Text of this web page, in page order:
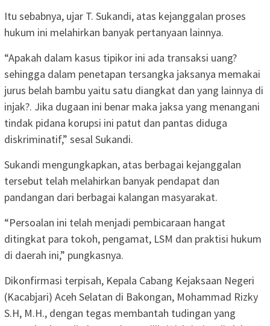
Itu sebabnya, ujar T. Sukandi, atas kejanggalan proses
hukum ini melahirkan banyak pertanyaan lainnya.
“Apakah dalam kasus tipikor ini ada transaksi uang?
sehingga dalam penetapan tersangka jaksanya memakai
jurus belah bambu yaitu satu diangkat dan yang lainnya di
injak?. Jika dugaan ini benar maka jaksa yang menangani
tindak pidana korupsi ini patut dan pantas diduga
diskriminatif,” sesal Sukandi.
Sukandi mengungkapkan, atas berbagai kejanggalan
tersebut telah melahirkan banyak pendapat dan
pandangan dari berbagai kalangan masyarakat.
“Persoalan ini telah menjadi pembicaraan hangat
ditingkat para tokoh, pengamat, LSM dan praktisi hukum
di daerah ini,” pungkasnya.
Dikonfirmasi terpisah, Kepala Cabang Kejaksaan Negeri
(Kacabjari) Aceh Selatan di Bakongan, Mohammad Rizky
S.H, M.H., dengan tegas membantah tudingan yang